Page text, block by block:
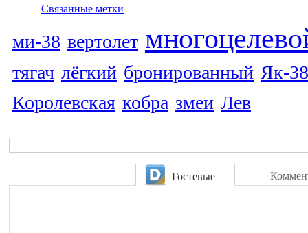
Связанные метки
ми-38 вертолет
тягач лёгкий бронированный Як-38
Королевская кобра змеи Лев
Гостевые